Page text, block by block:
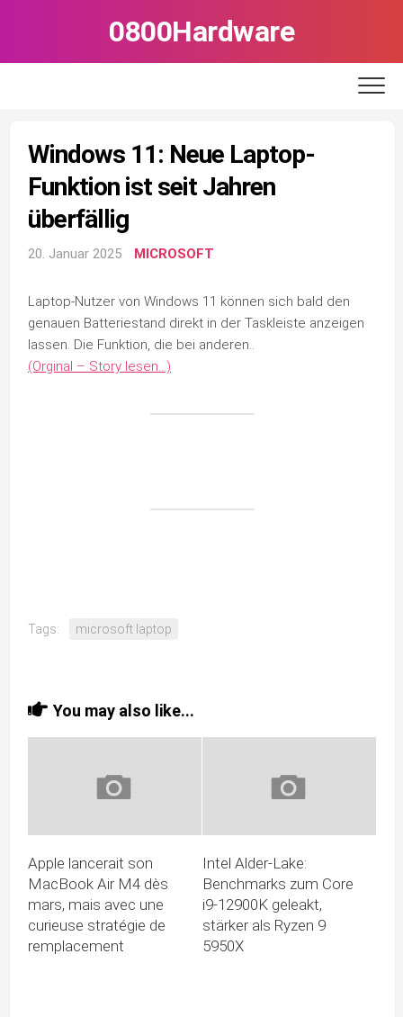
0800Hardware
Windows 11: Neue Laptop-
Funktion ist seit Jahren
überfällig
20. Januar 2025 MICROSOFT
Laptop-Nutzer von Windows 11 können sich bald den
genauen Batteriestand direkt in der Taskleiste anzeigen
lassen. Die Funktion, die bei anderen..
(Orginal – Story lesen…)
Tags: microsoft laptop
You may also like...
Apple lancerait son
MacBook Air M4 dès
mars, mais avec une
curieuse stratégie de
remplacement
Intel Alder-Lake:
Benchmarks zum Core
i9-12900K geleakt,
stärker als Ryzen 9
5950X